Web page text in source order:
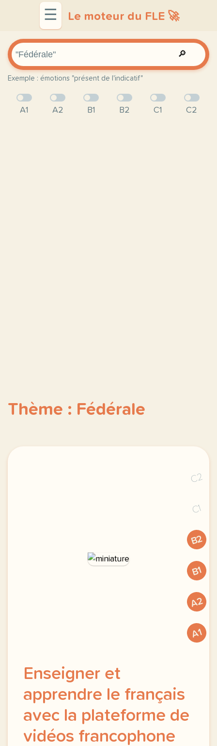
☰ Le moteur du FLE 🚀
🔎
Exemple : émotions "présent de l'indicatif"
A1 A2 B1 B2 C1 C2
Thème : Fédérale
C2
C1
B2
B1
A2
A1
Enseigner et
apprendre le français
avec la plateforme de
vidéos francophone